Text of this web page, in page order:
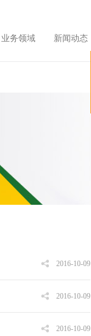
业务领域 新闻动态
2016-10-09
2016-10-09
2016-10-09